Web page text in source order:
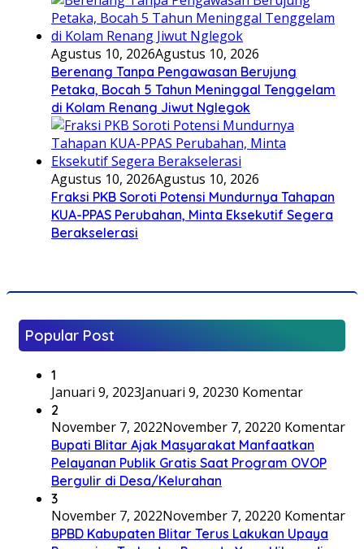
Agustus 10, 2026Agustus 10, 2026
Berenang Tanpa Pengawasan Berujung
Petaka, Bocah 5 Tahun Meninggal Tenggelam
di Kolam Renang Jiwut Nglegok
Agustus 10, 2026Agustus 10, 2026
Fraksi PKB Soroti Potensi Mundurnya Tahapan
KUA-PPAS Perubahan, Minta Eksekutif Segera
Berakselerasi
Popular Post
1
Januari 9, 2023Januari 9, 20230 Komentar
2
November 7, 2022November 7, 20220 Komentar
Bupati Blitar Ajak Masyarakat Manfaatkan
Pelayanan Publik Gratis Saat Program OVOP
Bergulir di Desa/Kelurahan
3
November 7, 2022November 7, 20220 Komentar
BPBD Kabupaten Blitar Terus Lakukan Upaya